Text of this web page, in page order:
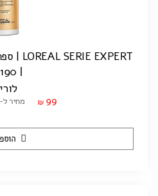
| 190 מ"ל
₪ 99 מחיר ל-100 מ"ל: